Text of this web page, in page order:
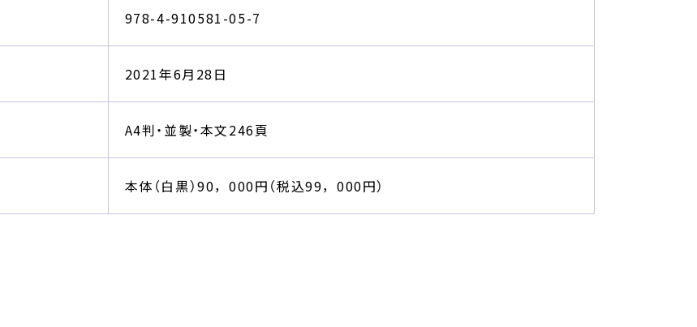
978-4-910581-05-7
2021年6月28日
A4判・並製・本文246頁
本体（白黒）90，000円（税込99，000円）